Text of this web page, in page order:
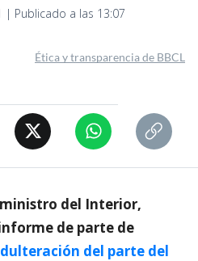
| Publicado a las 13:07
Ética y transparencia de BBCL
del Interior,
de parte de
del parte del